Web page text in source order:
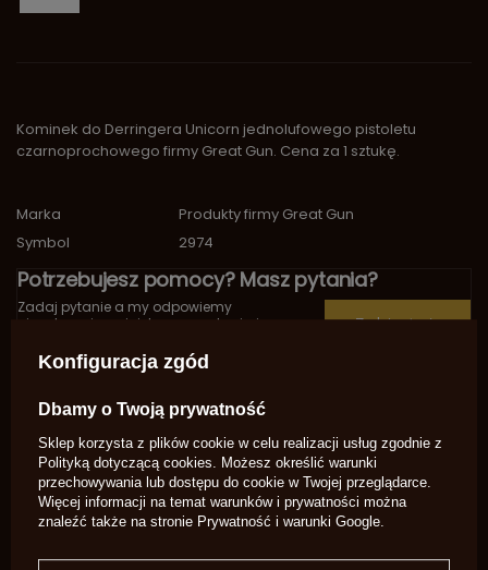
Kominek do Derringera Unicorn jednolufowego pistoletu
czarnoprochowego firmy Great Gun. Cena za 1 sztukę.
Marka
Produkty firmy Great Gun
Symbol
2974
Potrzebujesz pomocy? Masz pytania?
Zadaj pytanie a my odpowiemy
niezwłocznie, najciekawsze pytania i
Zadaj pytanie
OPINIE O KOMINKI UNICORN GREAT GUN 16A
5.00
Liczba wystawionych opinii: 3
Konfiguracja zgód
Dbamy o Twoją prywatność
Sklep korzysta z plików cookie w celu realizacji usług zgodnie z
Polityką dotyczącą cookies. Możesz określić warunki
przechowywania lub dostępu do cookie w Twojej przeglądarce.
Więcej informacji na temat warunków i prywatności można
znaleźć także na stronie Prywatność i warunki Google.